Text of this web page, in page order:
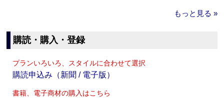
もっと見る »
購読・購入・登録
プランいろいろ、スタイルに合わせて選択
購読申込み（新聞 / 電子版）
書籍、電子商材の購入はこちら